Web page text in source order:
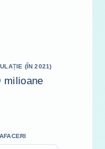
(ÎN 2021)
milioane